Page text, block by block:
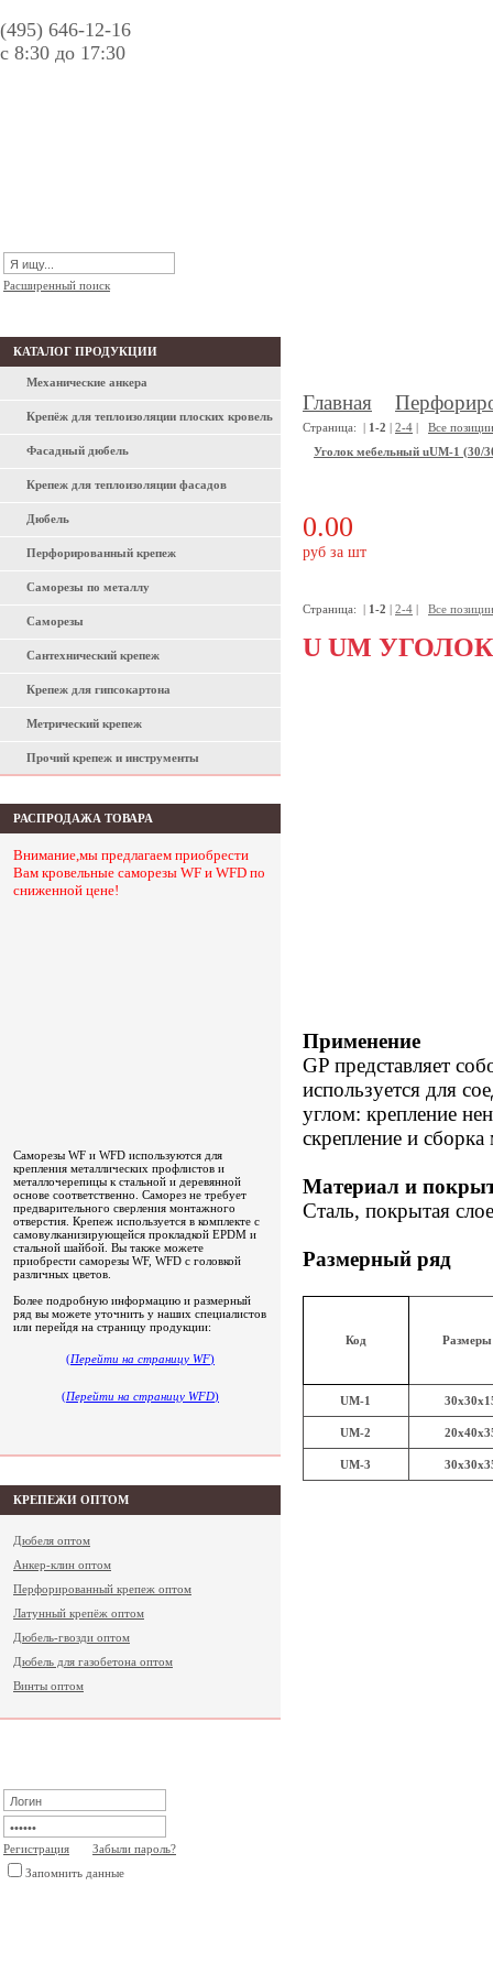
(495) 646-12-16
с 8:30 до 17:30
Расширенный поиск
КАТАЛОГ ПРОДУКЦИИ
Механические анкера
Крепёж для теплоизоляции плоских кровель
Фасадный дюбель
Крепеж для теплоизоляции фасадов
Дюбель
Перфорированный крепеж
Саморезы по металлу
Саморезы
Сантехнический крепеж
Крепеж для гипсокартона
Метрический крепеж
Прочий крепеж и инструменты
РАСПРОДАЖА ТОВАРА
Внимание,мы предлагаем приобрести
Вам кровельные саморезы WF и WFD по
сниженной цене!
Саморезы WF и WFD используются для
крепления металлических профлистов и
металлочерепицы к стальной и деревянной
основе соответственно. Саморез не требует
предварительного сверления монтажного
отверстия. Крепеж используется в комплекте с
самовулканизирующейся прокладкой EPDM и
стальной шайбой. Вы также можете
приобрести саморезы WF, WFD c головкой
различных цветов.
Более подробную информацию и размерный
ряд вы можете уточнить у наших специалистов
или перейдя на страницу продукции:
(Перейти на страницу WF)
(Перейти на страницу WFD)
КРЕПЕЖИ ОПТОМ
Дюбеля оптом
Анкер-клин оптом
Перфорированный крепеж оптом
Латунный крепёж оптом
Дюбель-гвозди оптом
Дюбель для газобетона оптом
Винты оптом
Регистрация
Забыли пароль?
Запомнить данные
Главная
Страница: | 1-2 | 2-4 |
Все позиции
Уголок мебельный uUM-1 (30/
0.00
руб за шт
Страница: | 1-2 | 2-4 | Все позиции
U UM
Применение
GP представляет
используется для
углом: крепление
скрепление и
Материал и
Сталь, покрытая
Размерный ряд
Код
UM-1
UM-2
UM-3